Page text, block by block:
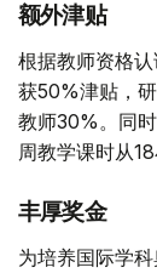
额外津贴
根据教师资格
获50%津贴，
教师30%。同
周教学课时从18
丰厚奖金
为培养国际学